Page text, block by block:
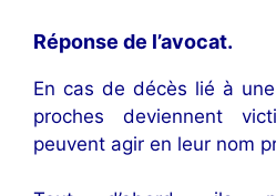
Réponse de l’avocat.
En cas de décès lié à
proches deviennent
peuvent agir en leur nom